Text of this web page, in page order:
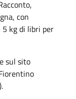
con
kg di libri per
sul sito
).